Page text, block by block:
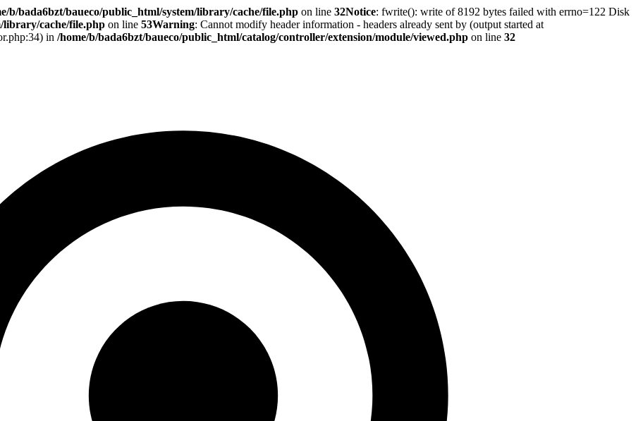
b/bada6bzt/baueco/public_html/system/library/cache/file.php on line 32Notice: fwrite(): write of 8192 bytes failed with errno=122 Disk
library/cache/file.php on line 53Warning: Cannot modify header information - headers already sent by (output started at
in /home/b/bada6bzt/baueco/public_html/catalog/controller/extension/module/viewed.php on line 32